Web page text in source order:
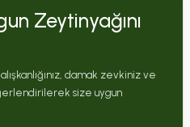
Zeytinyağını
damak zevkiniz ve
size uygun